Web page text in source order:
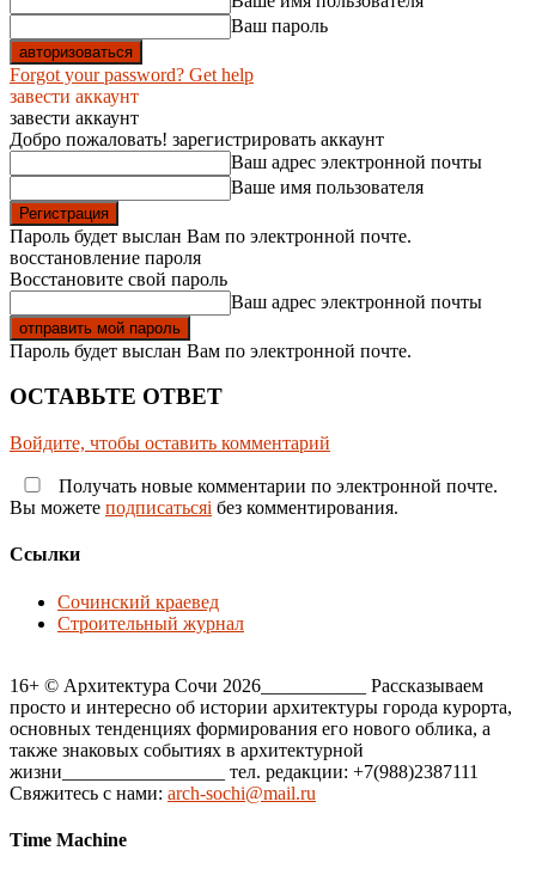
Ваш пароль
Forgot your password? Get help
завести аккаунт
завести аккаунт
Добро пожаловать! зарегистрировать аккаунт
Ваш адрес электронной почты
Ваше имя пользователя
Пароль будет выслан Вам по электронной почте.
восстановление пароля
Восстановите свой пароль
Ваш адрес электронной почты
Пароль будет выслан Вам по электронной почте.
ОСТАВЬТЕ ОТВЕТ
Войдите, чтобы оставить комментарий
Получать новые комментарии по электронной почте.
Вы можете подписатьсяi без комментирования.
Ссылки
Сочинский краевед
Строительный журнал
16+ © Архитектура Сочи 2026___________ Рассказываем
просто и интересно об истории архитектуры города курорта,
основных тенденциях формирования его нового облика, а
также знаковых событиях в архитектурной
жизни_________________ тел. редакции: +7(988)2387111
Свяжитесь с нами: arch-sochi@mail.ru
Time Machine